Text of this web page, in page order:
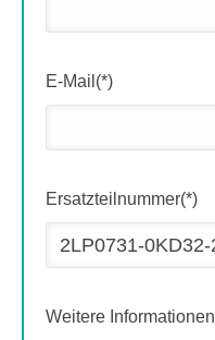
E-Mail(*)
Ersatzteilnummer(*)
Weitere Informationen